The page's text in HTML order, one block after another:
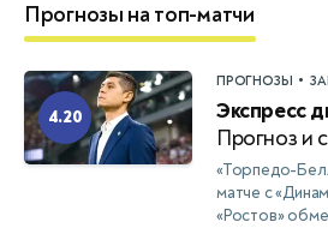
Прогнозы на топ-матчи
4.20
ПРОГНОЗЫ •
Экспресс
Прогноз и
«Торпедо-
матче с
«Ростов»